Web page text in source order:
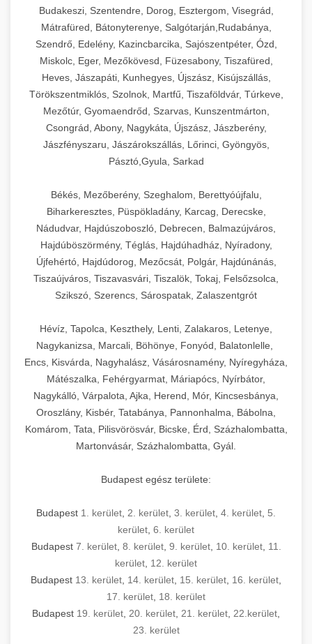
Budakeszi, Szentendre, Dorog, Esztergom, Visegrád,
Mátrafüred, Bátonyterenye, Salgótarján,Rudabánya,
Szendrő, Edelény, Kazincbarcika, Sajószentpéter, Ózd,
Miskolc, Eger, Mezőkövesd, Füzesabony, Tiszafüred,
Heves, Jászapáti, Kunhegyes, Újszász, Kisújszállás,
Törökszentmiklós, Szolnok, Martfű, Tiszaföldvár, Túrkeve,
Mezőtúr, Gyomaendrőd, Szarvas, Kunszentmárton,
Csongrád, Abony, Nagykáta, Újszász, Jászberény,
Jászfényszaru, Jászárokszállás, Lőrinci, Gyöngyös,
Pásztó,Gyula, Sarkad
Békés, Mezőberény, Szeghalom, Berettyóújfalu,
Biharkeresztes, Püspökladány, Karcag, Derecske,
Nádudvar, Hajdúszoboszló, Debrecen, Balmazújváros,
Hajdúböszörmény, Téglás, Hajdúhadház, Nyíradony,
Újfehértó, Hajdúdorog, Mezőcsát, Polgár, Hajdúnánás,
Tiszaújváros, Tiszavasvári, Tiszalök, Tokaj, Felsőzsolca,
Szikszó, Szerencs, Sárospatak, Zalaszentgrót
Hévíz, Tapolca, Keszthely, Lenti, Zalakaros, Letenye,
Nagykanizsa, Marcali, Böhönye, Fonyód, Balatonlelle,
Encs, Kisvárda, Nagyhalász, Vásárosnamény, Nyíregyháza,
Mátészalka, Fehérgyarmat, Máriapócs, Nyírbátor,
Nagykálló, Várpalota, Ajka, Herend, Mór, Kincsesbánya,
Oroszlány, Kisbér, Tatabánya, Pannonhalma, Bábolna,
Komárom, Tata, Pilisvörösvár, Bicske, Érd, Százhalombatta,
Martonvásár, Százhalombatta, Gyál.
Budapest egész területe:
Budapest 1. kerület 2. kerület 3. kerület 4. kerület 5.
kerület 6. kerület
Budapest 7. kerület, 8. kerület, 9. kerület, 10. kerület, 11.
kerület 12. kerület
Budapest 13. kerület 14. kerület 15. kerület 16. kerület
17. kerület 18. kerület
Budapest 19. kerület 20. kerület 21. kerület 22.kerület
23. kerület